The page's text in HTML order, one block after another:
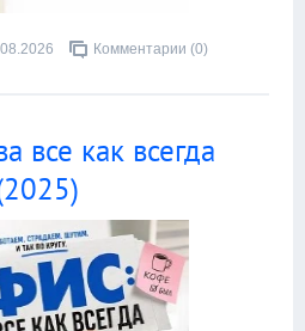
Комментарии (0)
все как всегда